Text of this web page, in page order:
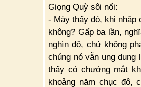
Giọng Quỳ sôi nổi:
- Mày thấy đó, khi nhập
không? Gấp ba lần,
nghìn đô, chứ không
chúng nó vẫn ung
thấy có chướng mắt
khoảng năm chục đô,